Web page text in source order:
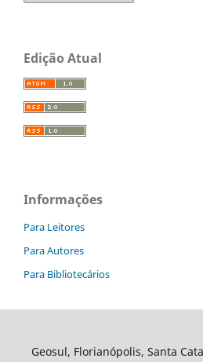
Edição Atual
Informações
Para Leitores
Para Autores
Para Bibliotecários
Geosul, Florianópolis, Santa